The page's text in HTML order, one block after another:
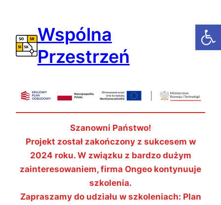
treści
Wspólna
Przestrzeń
Szanowni Państwo!
Projekt został zakończony z sukcesem w
2024 roku. W związku z bardzo dużym
zainteresowaniem, firma Ongeo kontynuuje
szkolenia.
Zapraszamy do udziału w szkoleniach: Plan